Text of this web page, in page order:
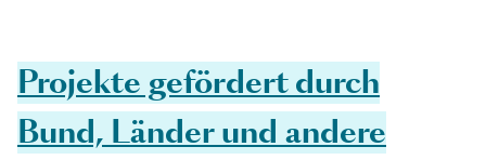
Projekte gefördert durch
Bund, Länder und andere